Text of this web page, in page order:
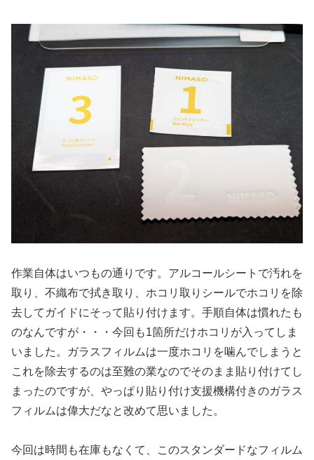
作業自体はいつもの通りです。アルコールシートで汚れを
取り、不織布で拭き取り、ホコリ取りシールでホコリを除
去してガイドにそって貼り付けます。手順自体は慣れたも
のなんですが・・・今回も1箇所だけホコリが入ってしま
いました。ガラスフィルムは一度ホコリを噛んでしまうと
これを除去するのは至難の業なのでそのまま貼り付けてし
まったのですが、やっぱり貼り付け支援機構付きのガラス
フィルムは偉大だなと改めて思いました。
今回は時間も在庫もなくて、このスタンダードなフィルム